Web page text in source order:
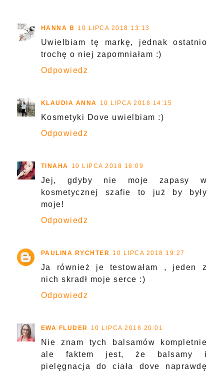
HANNA B 10 LIPCA 2018 13:13
Uwielbiam tę markę, jednak ostatnio
trochę o niej zapomniałam :)
Odpowiedz
KLAUDIA ANNA 10 LIPCA 2018 14:15
Kosmetyki Dove uwielbiam :)
Odpowiedz
TINAHA 10 LIPCA 2018 16:09
Jej, gdyby nie moje zapasy w
kosmetycznej szafie to już by były
moje!
Odpowiedz
PAULINA RYCHTER 10 LIPCA 2018 19:27
Ja również je testowałam , jeden z
nich skradł moje serce :)
Odpowiedz
EWA FLUDER 10 LIPCA 2018 20:01
Nie znam tych balsamów kompletnie
ale faktem jest, że balsamy i
pielęgnacja do ciała dove naprawdę